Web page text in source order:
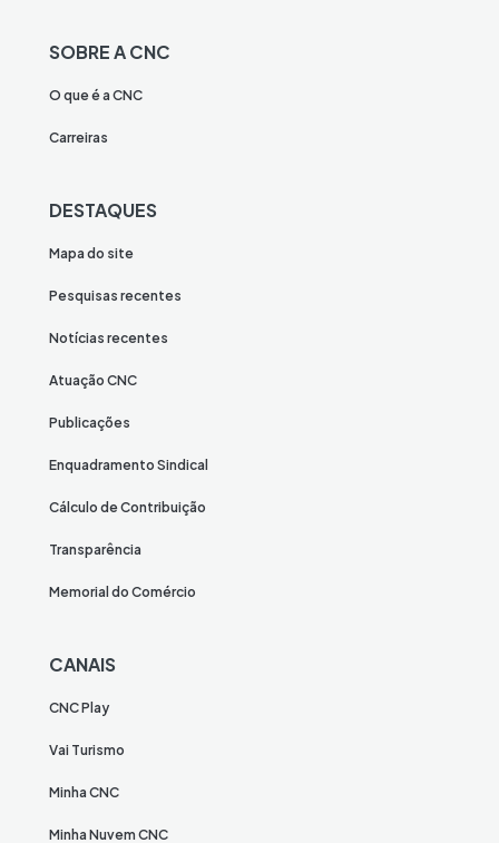
SOBRE A CNC
O que é a CNC
Carreiras
DESTAQUES
Mapa do site
Pesquisas recentes
Notícias recentes
Atuação CNC
Publicações
Enquadramento Sindical
Cálculo de Contribuição
Transparência
Memorial do Comércio
CANAIS
CNC Play
Vai Turismo
Minha CNC
Minha Nuvem CNC